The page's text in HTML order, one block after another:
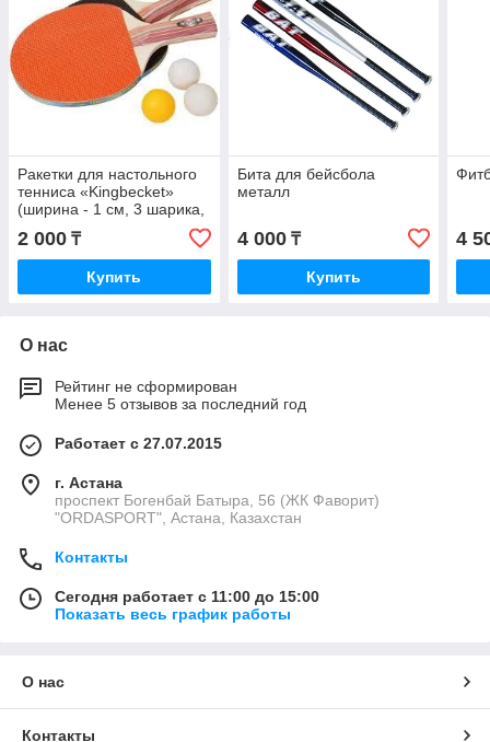
Ракетки для настольного
тенниса «Kingbecket»
(ширина - 1 см, 3 шарика,
дерево, Китай)
2 000 ₸
Купить
Бита для бейсбола
металл
4 000₸
Купить
4
О нас
Рейтинг не сформирован
Менее 5 отзывов за последний год
Работает с 27.07.2015
г. Астана
проспект Богенбай Батыра, 56 (ЖК Фаворит)
"ORDASPORT", Астана, Казахстан
Контакты
Сегодня работает с 11:00 до 15:00
Показать весь график работы
О нас
Контакты